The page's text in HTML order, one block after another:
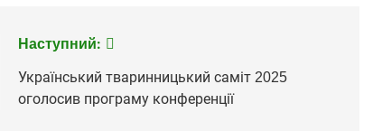
Наступний:
Український тваринницький саміт 2025
оголосив програму конференції